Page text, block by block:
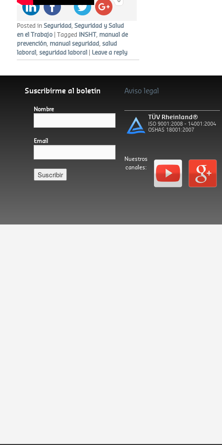
Posted in Seguridad ,Seguridad y Salud
en el Trabajo |Tagged INSHT, manual de
prevención manual seguridad salud
laboral seguridad laboral | Leave a reply
Suscribirme al boletín
Nombre
Email
Aviso legal
TÜV Rheinland®
ISO 9001:2008 - 14001:2004
OSHAS 18001:2007
Nuestros
canales:
Español